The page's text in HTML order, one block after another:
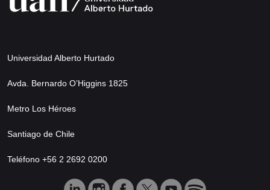
Universidad Alberto Hurtado
Avda. Bernardo O’Higgins 1825
Metro Los Héroes
Santiago de Chile
Teléfono +56 2 2692 0200